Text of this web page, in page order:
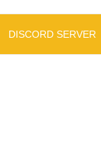
DISCORD SERVER